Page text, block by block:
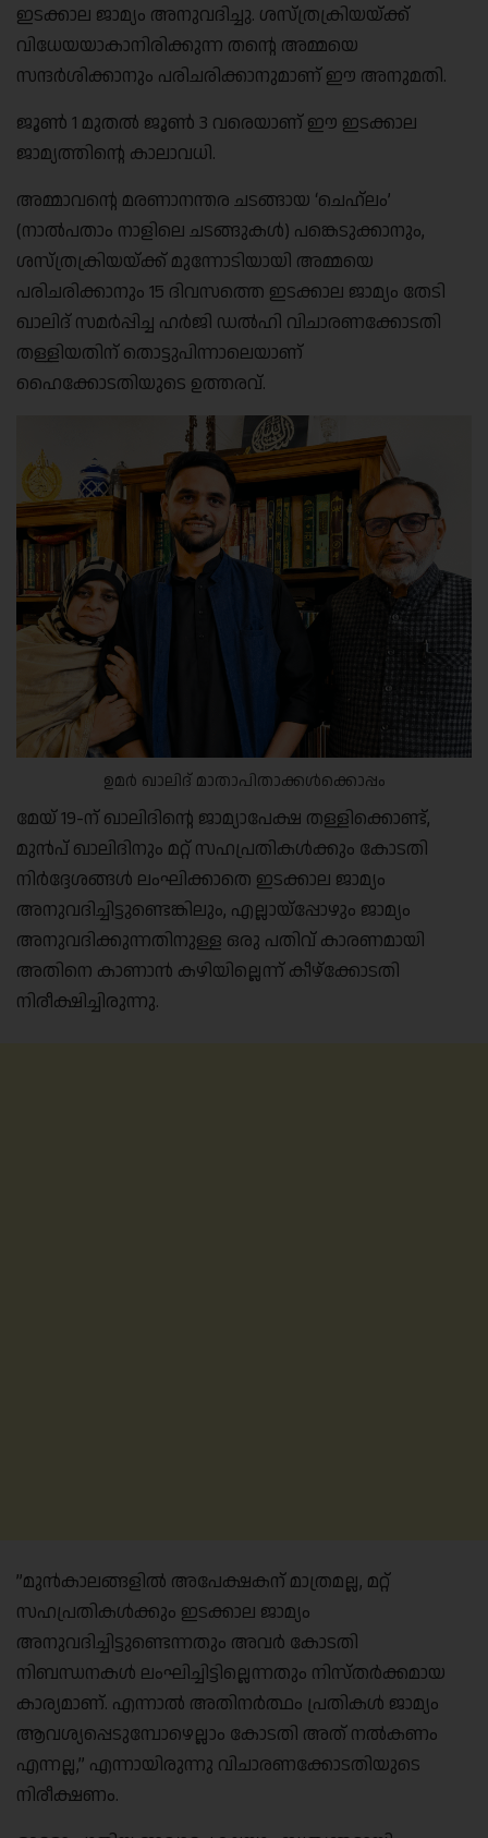
ഇടക്കാല ജാമ്യം അനുവദിച്ചു. ശസ്ത്രക്രിയയ്ക്ക്
വിധേയയാകാനിരിക്കുന്ന തന്റെ അമ്മയെ
സന്ദർശിക്കാനും പരിചരിക്കാനുമാണ് ഈ അനുമതി.
ജൂൺ 1 മുതൽ ജൂൺ 3 വരെയാണ് ഈ ഇടക്കാല
ജാമ്യത്തിന്റെ കാലാവധി.
അമ്മാവന്റെ മരണാനന്തര ചടങ്ങായ ‘ചെഹ്ലം’
(നാൽപതാം നാളിലെ ചടങ്ങുകൾ) പങ്കെടുക്കാനും,
ശസ്ത്രക്രിയയ്ക്ക് മുന്നോടിയായി അമ്മയെ
പരിചരിക്കാനും 15 ദിവസത്തെ ഇടക്കാല ജാമ്യം തേടി
ഖാലിദ് സമർപ്പിച്ച ഹർജി ഡൽഹി വിചാരണക്കോടതി
തള്ളിയതിന് തൊട്ടുപിന്നാലെയാണ്
ഹൈക്കോടതിയുടെ ഉത്തരവ്.
ഉമർ ഖാലിദ് മാതാപിതാക്കൾക്കൊപ്പം
മേയ് 19-ന് ഖാലിദിന്റെ ജാമ്യാപേക്ഷ തള്ളിക്കൊണ്ട്,
മുൻപ് ഖാലിദിനും മറ്റ് സഹപ്രതികൾക്കും കോടതി
നിർദ്ദേശങ്ങൾ ലംഘിക്കാതെ ഇടക്കാല ജാമ്യം
അനുവദിച്ചിട്ടുണ്ടെങ്കിലും, എല്ലായ്പ്പോഴും ജാമ്യം
അനുവദിക്കുന്നതിനുള്ള ഒരു പതിവ് കാരണമായി
അതിനെ കാണാൻ കഴിയില്ലെന്ന് കീഴ്ക്കോടതി
നിരീക്ഷിച്ചിരുന്നു.
​”മുൻകാലങ്ങളിൽ അപേക്ഷകന് മാത്രമല്ല, മറ്റ്
സഹപ്രതികൾക്കും ഇടക്കാല ജാമ്യം
അനുവദിച്ചിട്ടുണ്ടെന്നതും അവർ കോടതി
നിബന്ധനകൾ ലംഘിച്ചിട്ടില്ലെന്നതും നിസ്തർക്കമായ
കാര്യമാണ്. എന്നാൽ അതിനർത്ഥം പ്രതികൾ ജാമ്യം
ആവശ്യപ്പെടുമ്പോഴെല്ലാം കോടതി അത് നൽകണം
എന്നല്ല,” എന്നായിരുന്നു വിചാരണക്കോടതിയുടെ
നിരീക്ഷണം.